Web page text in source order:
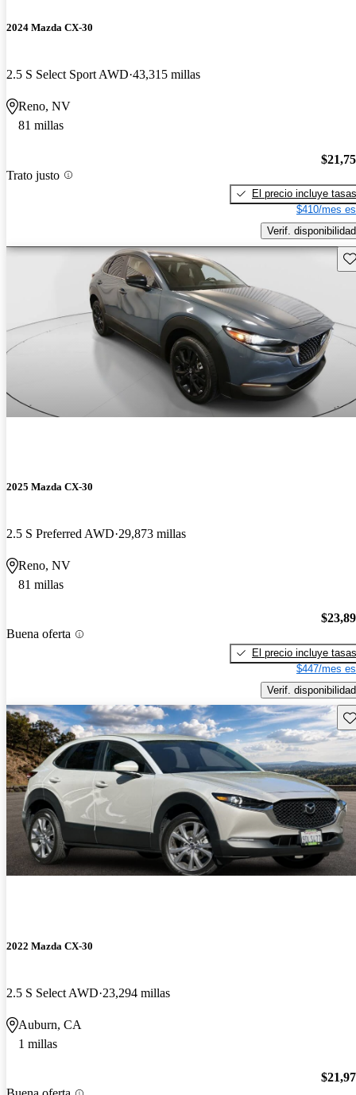
2024 Mazda CX-30
2.5 S Select Sport AWD 43,315 millas
Reno, NV
81 millas
Trato justo
El precio incluye tasas
$410/mes
Verif. disponibilidad
2025 Mazda CX-30
2.5 S Preferred AWD 29,873 millas
Reno, NV
81 millas
Buena oferta
El precio incluye tasas
$447/mes
Verif. disponibilidad
2022 Mazda CX-30
2.5 S Select AWD 23,294 millas
Auburn, CA
1 millas